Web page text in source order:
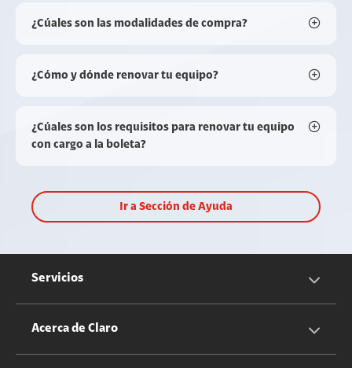
¿Cúales son las modalidades de compra?
¿Cómo y dónde renovar tu equipo?
¿Cúales son los requisitos para renovar tu equipo
con cargo a la boleta?
Ir a Sección de Ayuda
Servicios
Servicios Móviles
Acerca de Claro